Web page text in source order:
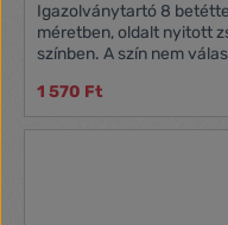
Igazolványtartó 8
méretben, oldalt nyitott
színben. A szín nem
1 570 Ft